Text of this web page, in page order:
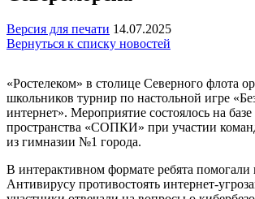
Версия для печати 14.07.2025
Вернуться к списку новостей
«Ростелеком» в столице Северного флота
школьников турнир по настольной игре
интернет». Мероприятие состоялось на
пространства «СОПКИ» при участии
из гимназии №1 города.
В интерактивном формате ребята
Антивирусу противостоять интернет-